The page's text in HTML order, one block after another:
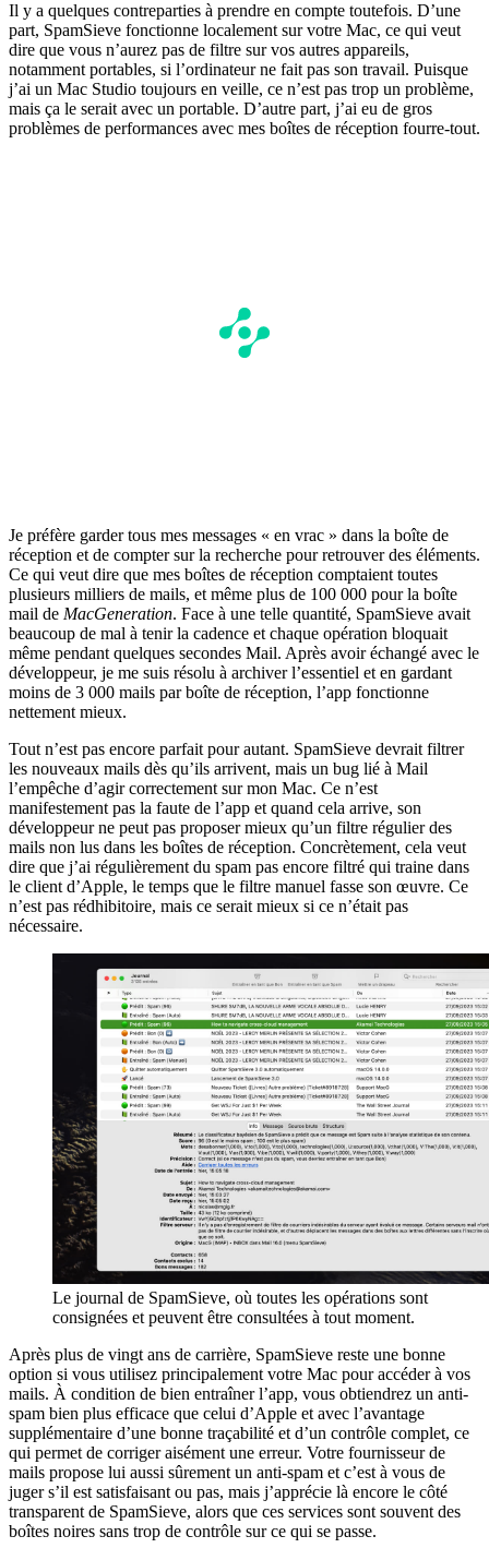
Il y a quelques contreparties à prendre en compte toutefois. D’une
part, SpamSieve fonctionne localement sur votre Mac, ce qui veut
dire que vous n’aurez pas de filtre sur vos autres appareils,
notamment portables, si l’ordinateur ne fait pas son travail. Puisque
j’ai un Mac Studio toujours en veille, ce n’est pas trop un problème,
mais ça le serait avec un portable. D’autre part, j’ai eu de gros
problèmes de performances avec mes boîtes de réception fourre-tout.
Je préfère garder tous mes messages « en vrac » dans la boîte de
réception et de compter sur la recherche pour retrouver des éléments.
Ce qui veut dire que mes boîtes de réception comptaient toutes
plusieurs milliers de mails, et même plus de 100 000 pour la boîte
mail de MacGeneration. Face à une telle quantité, SpamSieve avait
beaucoup de mal à tenir la cadence et chaque opération bloquait
même pendant quelques secondes Mail. Après avoir échangé avec le
développeur, je me suis résolu à archiver l’essentiel et en gardant
moins de 3 000 mails par boîte de réception, l’app fonctionne
nettement mieux.
Tout n’est pas encore parfait pour autant. SpamSieve devrait filtrer
les nouveaux mails dès qu’ils arrivent, mais un bug lié à Mail
l’empêche d’agir correctement sur mon Mac. Ce n’est
manifestement pas la faute de l’app et quand cela arrive, son
développeur ne peut pas proposer mieux qu’un filtre régulier des
mails non lus dans les boîtes de réception. Concrètement, cela veut
dire que j’ai régulièrement du spam pas encore filtré qui traine dans
le client d’Apple, le temps que le filtre manuel fasse son œuvre. Ce
n’est pas rédhibitoire, mais ce serait mieux si ce n’était pas
nécessaire.
Le journal de SpamSieve, où toutes les opérations sont
consignées et peuvent être consultées à tout moment.
Après plus de vingt ans de carrière, SpamSieve reste une bonne
option si vous utilisez principalement votre Mac pour accéder à vos
mails. À condition de bien entraîner l’app, vous obtiendrez un anti-
spam bien plus efficace que celui d’Apple et avec l’avantage
supplémentaire d’une bonne traçabilité et d’un contrôle complet, ce
qui permet de corriger aisément une erreur. Votre fournisseur de
mails propose lui aussi sûrement un anti-spam et c’est à vous de
juger s’il est satisfaisant ou pas, mais j’apprécie là encore le côté
transparent de SpamSieve, alors que ces services sont souvent des
boîtes noires sans trop de contrôle sur ce qui se passe.